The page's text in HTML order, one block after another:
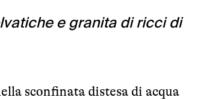
e granita di ricci di
sconfinata distesa di acqua